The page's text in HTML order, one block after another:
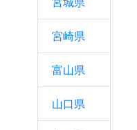
宮崎県
富山県
山口県